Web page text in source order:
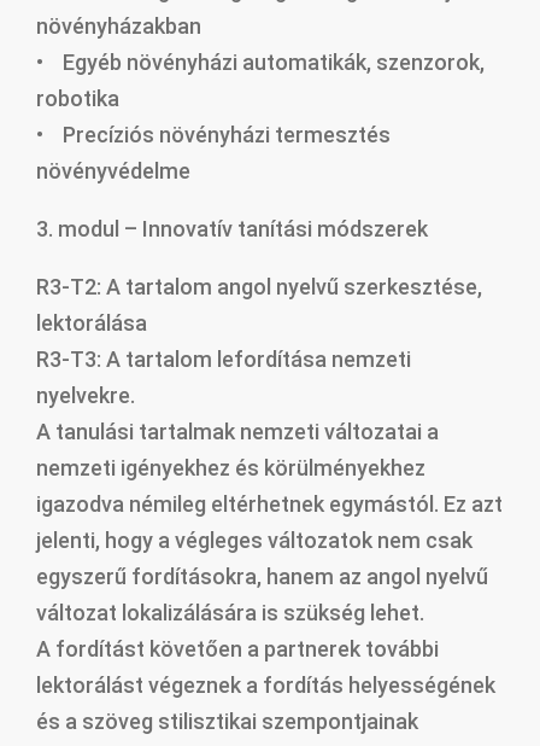
növényházakban
• Egyéb növényházi automatikák, szenzorok,
robotika
• Precíziós növényházi termesztés
növényvédelme
3. modul – Innovatív tanítási módszerek
R3-T2: A tartalom angol nyelvű szerkesztése,
lektorálása
R3-T3: A tartalom lefordítása nemzeti
nyelvekre.
A tanulási tartalmak nemzeti változatai a
nemzeti igényekhez és körülményekhez
igazodva némileg eltérhetnek egymástól. Ez azt
jelenti, hogy a végleges változatok nem csak
egyszerű fordításokra, hanem az angol nyelvű
változat lokalizálására is szükség lehet.
A fordítást követően a partnerek további
lektorálást végeznek a fordítás helyességének
és a szöveg stilisztikai szempontjainak